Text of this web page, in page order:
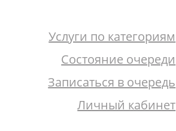
Услуги по категориям
Состояние очереди
Записаться в очередь
Личный кабинет